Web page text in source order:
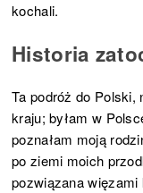
kochali.
Historia
Ta podróż do Polski,
kraju; byłam w
poznałam moją
po ziemi moich
pozwiązana więzami